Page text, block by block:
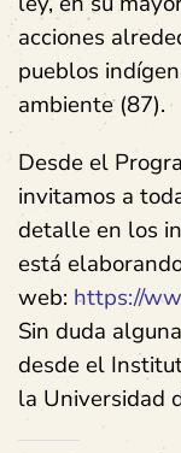
acciones
pueblos
ambiente (87).
Desde el
invitamos a
detalle en los
está
web: https://
Sin duda
desde el
la Universidad